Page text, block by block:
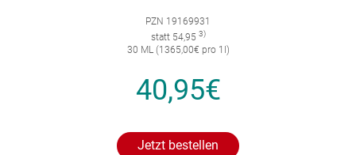
PZN 19169931
statt 54,95 3)
30 ML (1365,00€ pro 1l)
40,95€
Jetzt bestellen